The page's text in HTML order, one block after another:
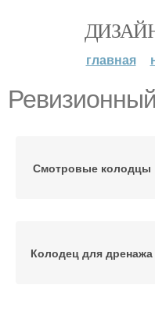
главная
Смотровые колодцы
Колодец для дренажа